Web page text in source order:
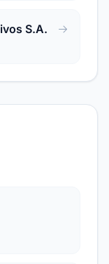
S.A.